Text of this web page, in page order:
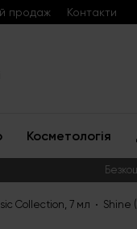
продаж Контакти
Косметологія
Collection, 7 мл Shine